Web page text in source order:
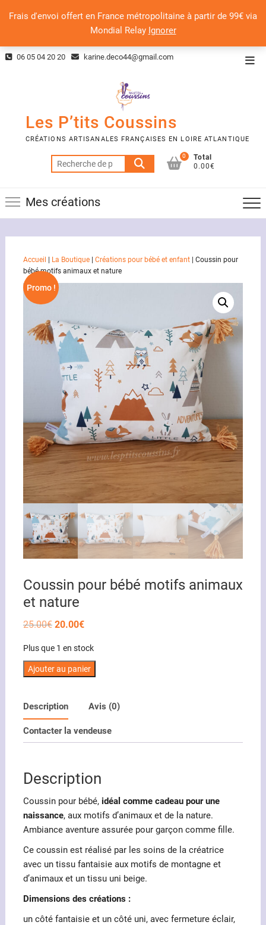
Frais d'envoi offert en France métropolitaine à partir de 99€ via
Mondial Relay Ignorer
Skip 06 05 04 20 20 karine.deco44@gmail.com
Les P’tits Coussins
CRÉATIONS ARTISANALES FRANÇAISES EN LOIRE ATLANTIQUE
Recherche
pour :
0
Total
0.00€
Mes créations
Accueil La Boutique| Créations pour bébé et enfant| Coussin pour
bébé motifs animaux et nature
Promo !
Coussin pour bébé motifs animaux
et nature
25.00€ Le
était :
25.00€.
20.00€Le
est :
20.00€.
Plus que 1 en stock
quantité
pour
nature
Ajouter au panier
Description Avis (0)
Contacter la vendeuse
Description
Coussin pour bébé,idéal comme cadeau pour une
naissance, aux motifs d’animaux et de la nature.
Ambiance aventure assurée pour garçon comme fille.
Ce coussin est réalisé par les soins de la créatrice
avec un tissu fantaisie aux motifs de montagne et
d’animaux et un tissu uni beige.
Dimensions des créations :
un côté fantaisie et un côté uni, avec fermeture éclair,